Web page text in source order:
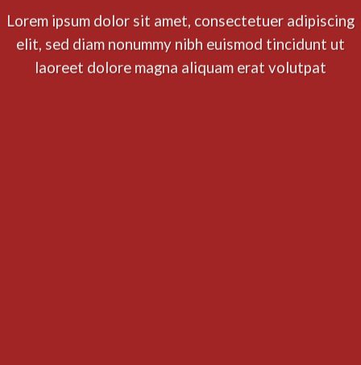
Lorem ipsum dolor sit amet, consectetuer adipiscing
elit, sed diam nonummy nibh euismod tincidunt ut
laoreet dolore magna aliquam erat volutpat